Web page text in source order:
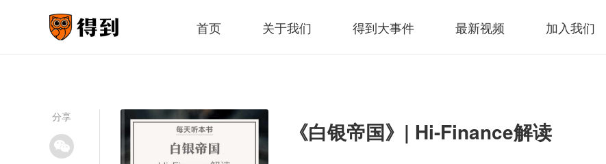
首页 关于我们 得到大事件 最新视频 加入我们
分享
《白银帝国》| Hi-Finance解读